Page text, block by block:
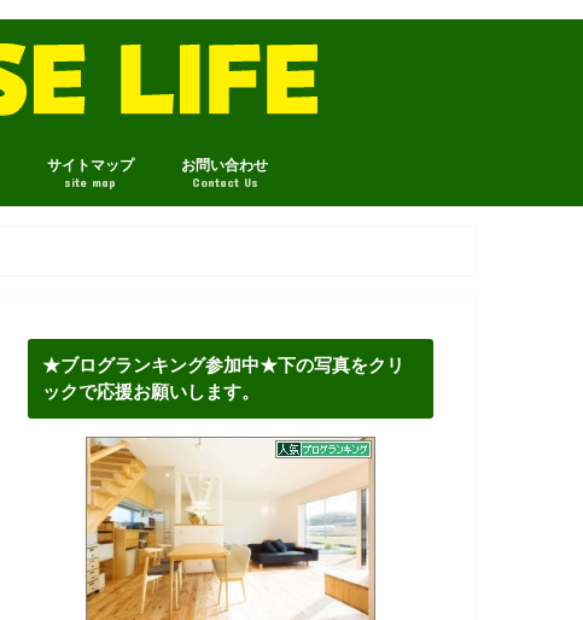
サイトマップ
site map
お問い合わせ
Contact Us
★ブログランキング参加中★下の写真をクリ
ックで応援お願いします。